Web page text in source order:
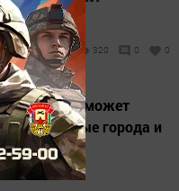
320 0 0
кто может
в малые города и